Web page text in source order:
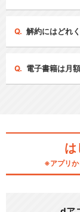
解約にはどれ
電子書籍は月
は
※アプリか